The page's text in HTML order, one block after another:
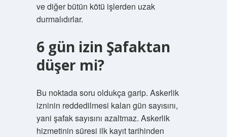
ve diğer bütün kötü işlerden uzak
durmalıdırlar.
6 gün izin Şafaktan
düşer mi?
Bu noktada soru oldukça garip. Askerlik
izninin reddedilmesi kalan gün sayısını,
yani şafak sayısını azaltmaz. Askerlik
hizmetinin süresi ilk kayıt tarihinden